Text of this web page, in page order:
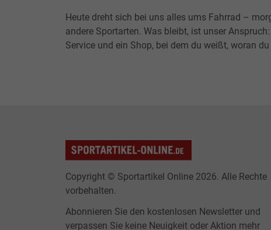
Heute dreht sich bei uns alles ums Fahrrad –
andere Sportarten. Was bleibt, ist unser
Service und ein Shop, bei dem du weißt, woran
Copyright © Sportartikel Online 2026. Alle Rechte
vorbehalten.
Abonnieren Sie den kostenlosen Newsletter und
verpassen Sie keine Neuigkeit oder Aktion mehr